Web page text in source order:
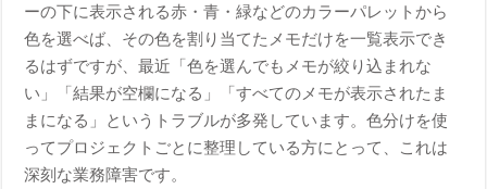
ーの下に表示される赤・青・緑などのカラーパレットから
色を選べば、その色を割り当てたメモだけを一覧表示でき
るはずですが、最近「色を選んでもメモが絞り込まれな
い」「結果が空欄になる」「すべてのメモが表示されたま
まになる」というトラブルが多発しています。色分けを使
ってプロジェクトごとに整理している方にとって、これは
深刻な業務障害です。